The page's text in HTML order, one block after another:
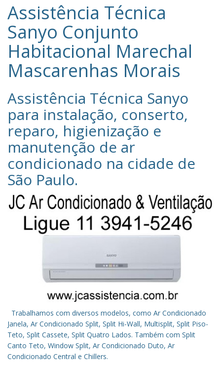
Assistência Técnica
Sanyo Conjunto
Habitacional Marechal
Mascarenhas Morais
Assistência Técnica Sanyo‎
para instalação, conserto,
reparo, higienização e
manutenção de ar
condicionado na cidade de
São Paulo.
Trabalhamos com diversos modelos, como Ar Condicionado
Janela, Ar Condicionado Split, Split Hi-Wall, Multisplit, Split Piso-
Teto, Split Cassete, Split Quatro Lados. Também com Split
Canto Teto, Window Split, Ar Condicionado Duto, Ar
Condicionado Central e Chillers.